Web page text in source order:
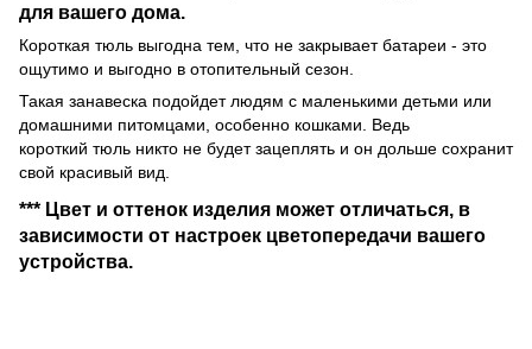
для вашего дома.
Короткая тюль выгодна тем, что не закрывает батареи - это
ощутимо и выгодно в отопительный сезон.
Такая занавеска подойдет людям с маленькими детьми или
домашними питомцами, особенно кошками. Ведь
короткий тюль никто не будет зацеплять и он дольше сохранит
свой красивый вид.
*** Цвет и оттенок изделия может отличаться, в
зависимости от настроек цветопередачи вашего
устройства.